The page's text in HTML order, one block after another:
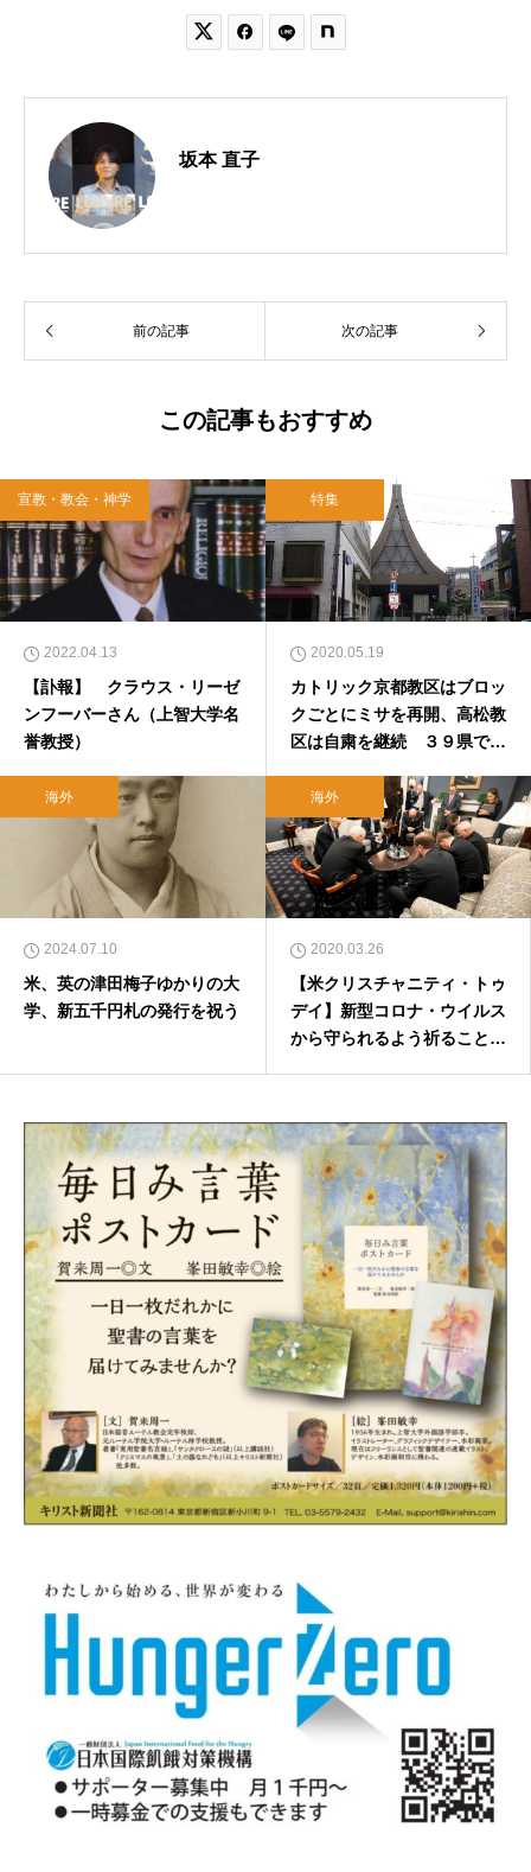
 
坂本 直子
前の記事 次の記事
この記事もおすすめ
宣教・教会・神学
2022.04.13
【訃報】 クラウス・リーゼ
ンフーバーさん（上智大学名
誉教授）
特集
2020.05.19
カトリック京都教区はブロッ
クごとにミサを再開、高松教
区は自粛を継続 ３９県で
海外
2024.07.10
米、英の津田梅子ゆかりの大
学、新五千円札の発行を祝う
海外
2020.03.26
【米クリスチャニティ・トゥ
デイ】新型コロナ・ウイルス
から守られるよう祈ることと